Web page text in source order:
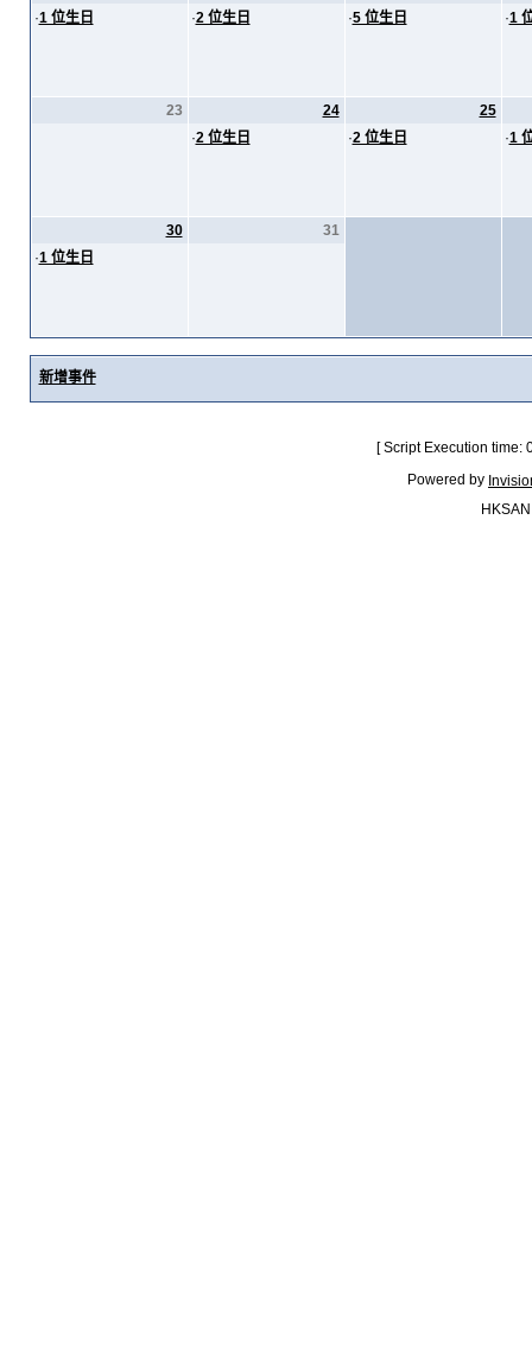
·1 位生日
·2 位生日
·5 位生日 ·1
23
24
·2 位生日
25
·2 位生日 ·1
30
·1 位生日
31
新增事件
[ Script Execution
Powered by